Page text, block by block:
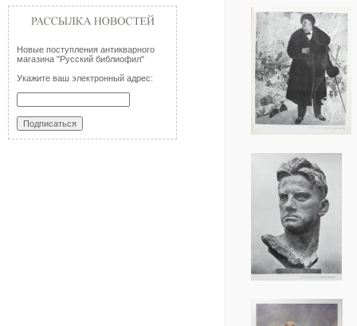
Новые поступления антикварного
магазина "Русский библиофил"
Укажите ваш электронный адрес: